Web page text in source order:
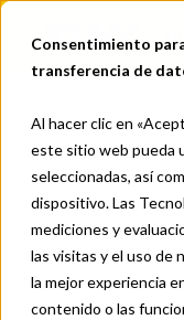
Consentimiento
transferencia de
Al hacer clic en
este sitio web pueda
seleccionadas, así
dispositivo. Las
mediciones y
las visitas y el uso de
la mejor experiencia
contenido o las
Una
qué